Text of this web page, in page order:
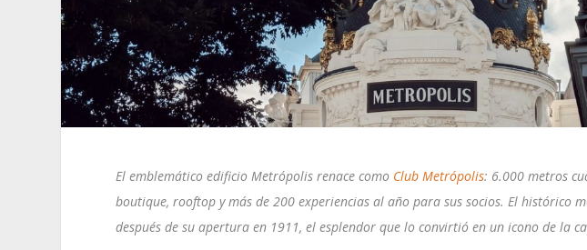
El emblemático edificio Metrópolis renace como Club Metrópolis: 6.000 metros
boutique, rooftop y más de 200 experiencias al año para sus socios. El histórico
después de su apertura en 1911, el esplendor que lo convirtió en un icono de la